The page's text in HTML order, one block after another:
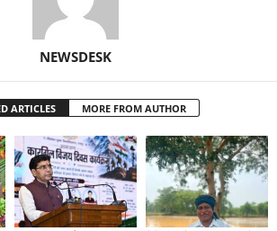
NEWSDESK
ARTICLES MORE FROM AUTHOR